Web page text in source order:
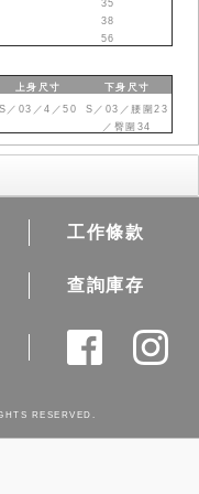
35
38
56
上身 尺寸 下身 尺寸
S／03／4／50
S／03／腰圍23
／臀圍34
工作條款
查詢庫存
RESERVED.